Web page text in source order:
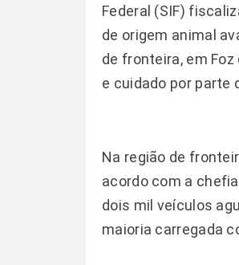
Federal (SIF)
de origem animal
de fronteira, em
e cuidado por parte
Na região de
acordo com a
dois mil veículos
maioria carregada